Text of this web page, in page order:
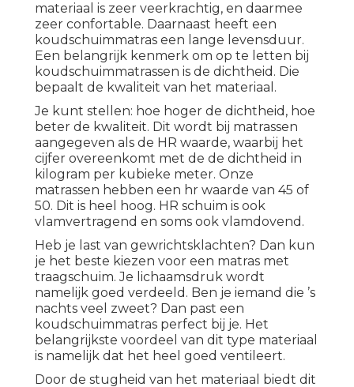
materiaal is zeer veerkrachtig, en daarmee
zeer confortable. Daarnaast heeft een
koudschuimmatras een lange levensduur.
Een belangrijk kenmerk om op te letten bij
koudschuimmatrassen is de dichtheid. Die
bepaalt de kwaliteit van het materiaal.
Je kunt stellen: hoe hoger de dichtheid, hoe
beter de kwaliteit. Dit wordt bij matrassen
aangegeven als de HR waarde, waarbij het
cijfer overeenkomt met de de dichtheid in
kilogram per kubieke meter. Onze
matrassen hebben een hr waarde van 45 of
50. Dit is heel hoog. HR schuim is ook
vlamvertragend en soms ook vlamdovend.
Heb je last van gewrichtsklachten? Dan kun
je het beste kiezen voor een matras met
traagschuim. Je lichaamsdruk wordt
namelijk goed verdeeld. Ben je iemand die ’s
nachts veel zweet? Dan past een
koudschuimmatras perfect bij je. Het
belangrijkste voordeel van dit type materiaal
is namelijk dat het heel goed ventileert.
Door de stugheid van het materiaal biedt dit